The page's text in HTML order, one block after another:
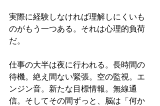
実際に経験しなければ理解しにくいも
のがもう一つある。それは心理的負荷
だ。
仕事の大半は夜に行われる。長時間の
待機。絶え間ない緊張。空の監視。エ
ンジン音。新たな目標情報。無線通
信。そしてその間ずっと、脳は「何か